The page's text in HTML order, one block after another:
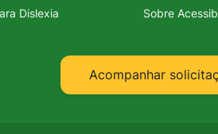
Dislexia Sobre
Acompanhar